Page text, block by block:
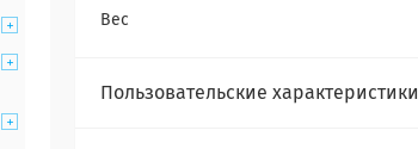
Вес
Пользовательские характеристики